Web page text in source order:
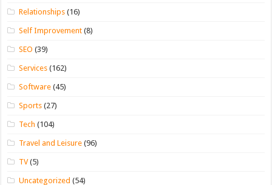
Relationships (16)
Self Improvement (8)
SEO (39)
Services (162)
Software (45)
Sports (27)
Tech (104)
Travel and Leisure (96)
TV(5)
Uncategorized (54)